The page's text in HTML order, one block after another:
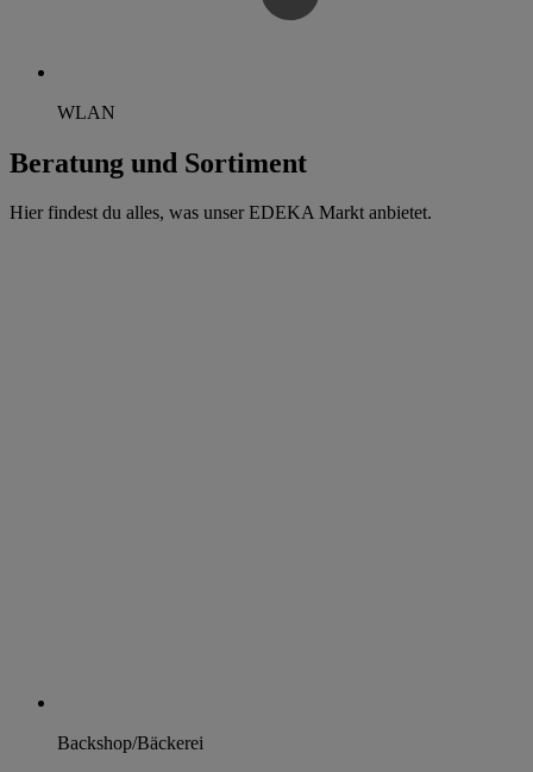
WLAN
Beratung und Sortiment
Hier findest du alles, was unser EDEKA Markt anbietet.
Backshop/Bäckerei